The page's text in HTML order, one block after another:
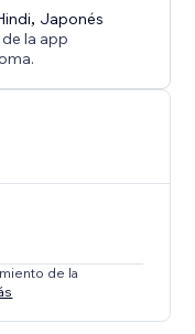
la página
etc.).
de e-
Follow te
o clientes
, Japonés
la app
de la